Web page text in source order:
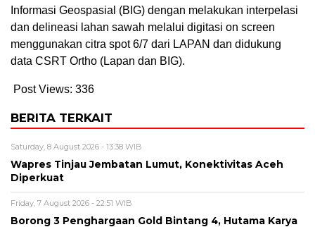
Informasi Geospasial (BIG) dengan melakukan interpelasi
dan delineasi lahan sawah melalui digitasi on screen
menggunakan citra spot 6/7 dari LAPAN dan didukung
data CSRT Ortho (Lapan dan BIG).
Post Views: 336
BERITA TERKAIT
Saturday, 8 August 2026 - 13:38 WIB
Wapres Tinjau Jembatan Lumut, Konektivitas Aceh
Diperkuat
Friday, 7 August 2026 - 22:51 WIB
Borong 3 Penghargaan Gold Bintang 4, Hutama Karya